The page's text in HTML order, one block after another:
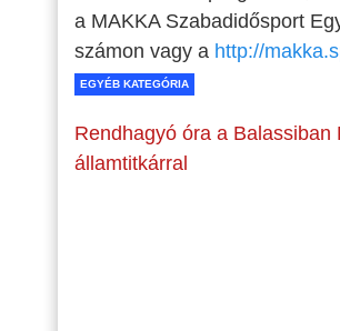
a MAKKA Szabadidősport
számon vagy a http://
EGYÉB KATEGÓRIA
Rendhagyó óra a Balassiban
államtitkárral